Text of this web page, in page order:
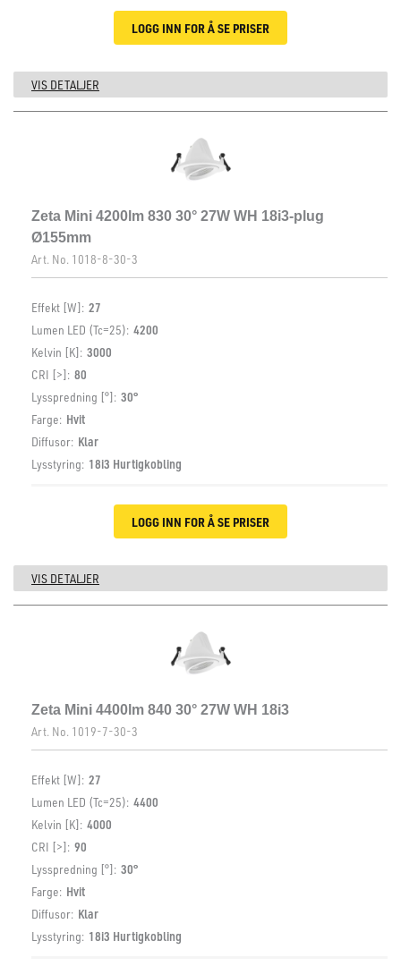
LOGG INN FOR Å SE PRISER
VIS DETALJER
Zeta Mini 4200lm 830 30° 27W WH 18i3-plug
Ø155mm
Art. No. 1018-8-30-3
Effekt [W]: 27
Lumen LED (Tc=25): 4200
Kelvin [K]: 3000
CRI [>]: 80
Lysspredning [°]: 30°
Farge: Hvit
Diffusor: Klar
Lysstyring: 18i3 Hurtigkobling
LOGG INN FOR Å SE PRISER
VIS DETALJER
Zeta Mini 4400lm 840 30° 27W WH 18i3
Art. No. 1019-7-30-3
Effekt [W]: 27
Lumen LED (Tc=25): 4400
Kelvin [K]: 4000
CRI [>]: 90
Lysspredning [°]: 30°
Farge: Hvit
Diffusor: Klar
Lysstyring: 18i3 Hurtigkobling